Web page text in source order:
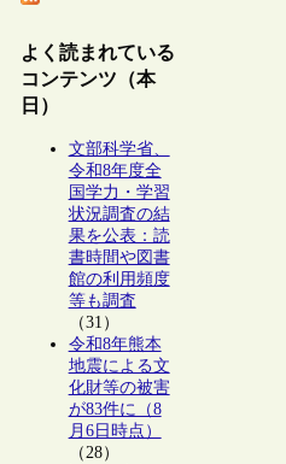
よく読まれている
コンテンツ（本
日）
文部科学省、
令和8年度全
国学力・学習
状況調査の結
果を公表：読
書時間や図書
館の利用頻度
等も調査
（31）
令和8年熊本
地震による文
化財等の被害
が83件に（8
月6日時点）
（28）